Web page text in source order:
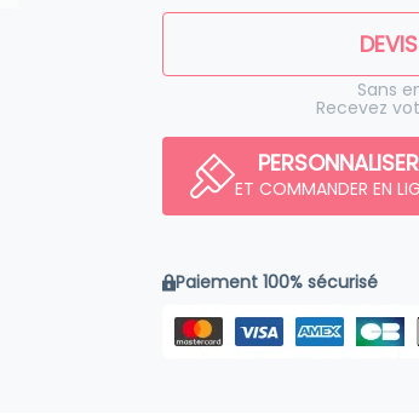
Sans
Recevez
PERSONNALISER
ET COMMANDER EN
Paiement 100% sécurisé